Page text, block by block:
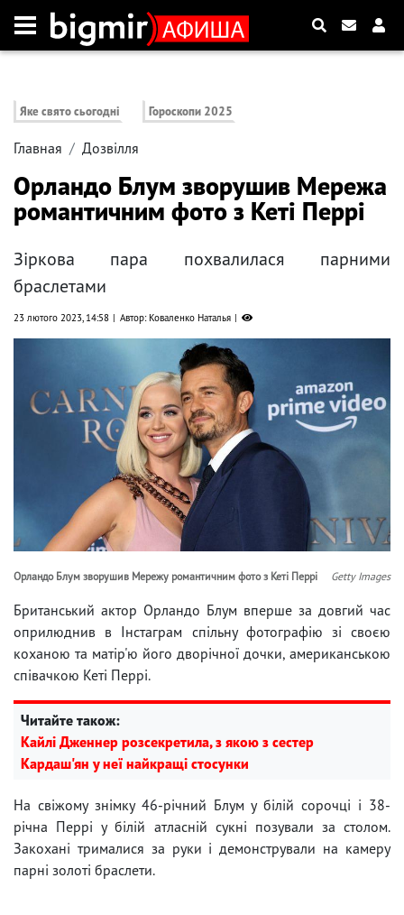
Яке свято сьогодні Гороскопи 2025
Главная Дозвілля
Орландо Блум зворушив Мережа
романтичним фото з Кеті Перрі
Зіркова пара похвалилася парними
браслетами
23 лютого 2023, 14:58 Автор: Коваленко Наталья
Орландо Блум зворушив Мережу романтичним фото з Кеті Перрі Getty Images
Британський актор Орландо Блум вперше за довгий час
оприлюднив в Інстаграм спільну фотографію зі своєю
коханою та матір'ю його дворічної дочки, американською
співачкою Кеті Перрі.
Читайте також:
Кайлі Дженнер розсекретила, з якою з сестер
Кардаш'ян у неї найкращі стосунки
На свіжому знімку 46-річний Блум у білій сорочці і 38-
річна Перрі у білій атласній сукні позували за столом.
Закохані трималися за руки і демонстрували на камеру
парні золоті браслети.